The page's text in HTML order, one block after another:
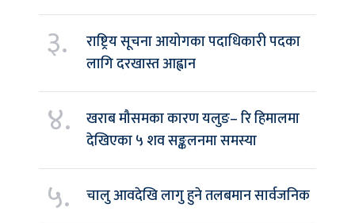
३.
राष्ट्रिय सूचना आयोगका पदाधिकारी पदका
लागि दरखास्त आह्वान
४.
खराब मौसमका कारण यलुङ– रि हिमालमा
देखिएका ५ शव सङ्कलनमा समस्या
५. चालु आवदेखि लागु हुने तलबमान सार्वजनिक